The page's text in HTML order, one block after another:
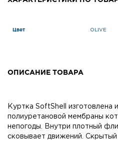
Цвет OLIVE
ОПИСАНИЕ ТОВАРА
Куртка SoftShell изготовлена
полиуретановой мембраны
непогоды. Внутри плотный
сковывает движений.